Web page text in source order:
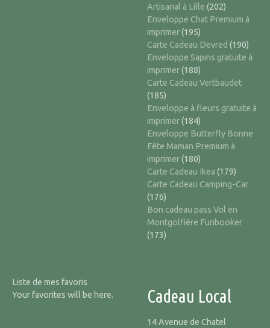
Artisanal à Lille (202)
Enveloppe Chat Premium à
imprimer(195)
Carte Cadeau Devred (190)
Enveloppe Sapins gratuite à
imprimer(188)
Carte Cadeau Vertbaudet
(185)
Enveloppe à fleurs gratuite à
imprimer(184)
Enveloppe Butterfly Bonne
Fête Maman Premium à
imprimer(180)
Carte Cadeau Ikea (179)
Carte Cadeau Camping-Car
(176)
Bon cadeau pass Vol en
Montgolfière Funbooker
(173)
Liste de mes favoris
Your favorites will be here.
Cadeau Local
14 Avenue de Chatel